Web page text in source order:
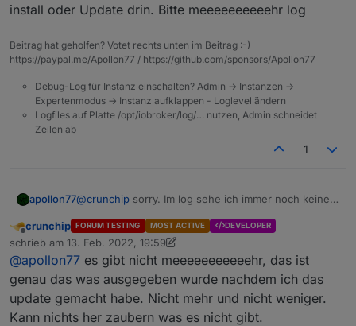
das war das log vom Adapter update, hatte nur die
info meldungen weggelassen
ganze Fassung
2022-02-13 17:00:00.595 - info: javascript.0
2022-02-13 17:05:07.110 - info: backitup.0
2022-02-13 17:05:07.135 - info: backitup.0
2022-02-13 17:05:07.137 - info: backitup.0
2022-02-13 17:05:07.139 - info: backitup.0
2022-02-13 17:06:04.707 - info: javascript.0
2022-02-13 17:06:27.572 - info: backitup.0
2022-02-13 17:06:28.086 - error: backitup.0
2022-02-13 17:06:28.089 - error:
2022-02-13 17:06:28.090 - error:
2022-02-13 17:06:28.092 - error:
at Redis. (/opt/iobroker/node_modules/
at processTicksAndRejections (internal/
install oder Update drin. Bitte meeeeeeeeeehr log
Beitrag hat geholfen? Votet rechts unten im Beitrag :-)
https://paypal.me/Apollon77 / https://github.com/sponsors/Apollon77
Debug-Log für Instanz einschalten? Admin -> Instanzen ->
Expertenmodus -> Instanz aufklappen - Loglevel ändern
Logfiles auf Platte /opt/iobroker/log/… nutzen, Admin schneidet
Zeilen ab
1
apollon77@crunchip sorry. Im log sehe ich immer noch keinen
Offline
crunchip FORUM TESTING MOST ACTIVE DEVELOPER
schrieb am 13. Feb. 2022, 19:59
zuletzt editiert von crunchip
@apollon77 es gibt nicht meeeeeeeeeeehr, das ist
genau das was ausgegeben wurde nachdem ich das
update gemacht habe. Nicht mehr und nicht weniger.
Kann nichts her zaubern was es nicht gibt.